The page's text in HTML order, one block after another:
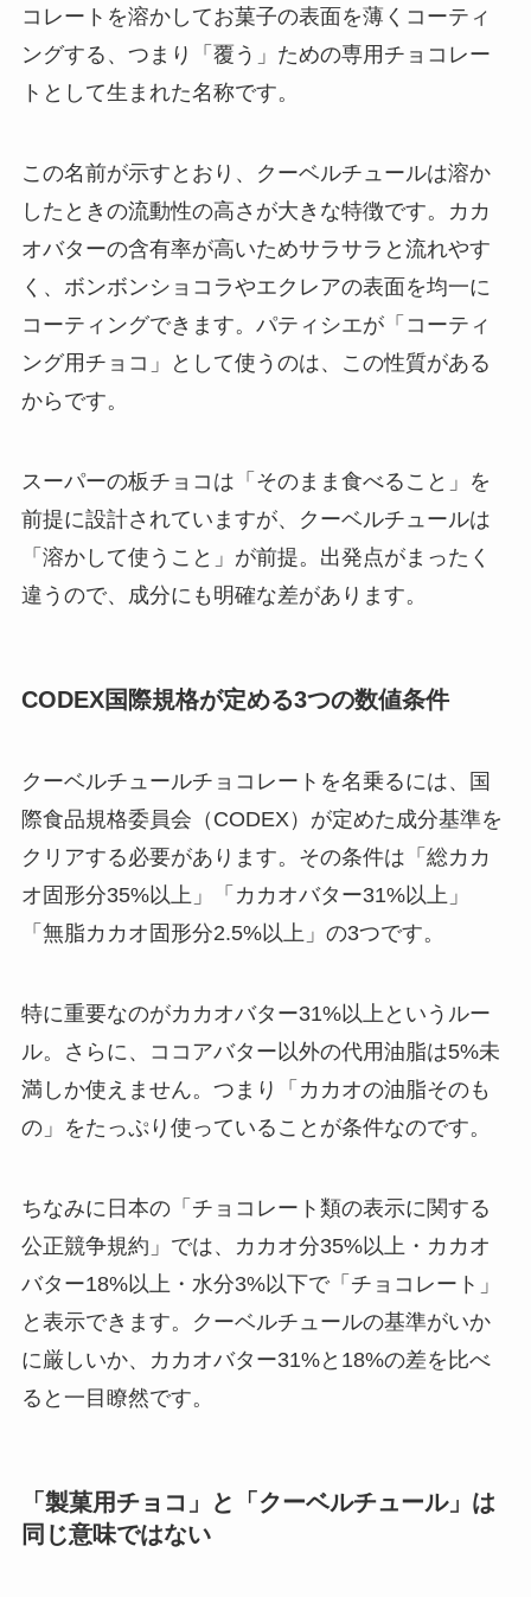
コレートを溶かしてお菓子の表面を薄くコーティ
ングする、つまり「覆う」ための専用チョコレー
トとして生まれた名称です。
この名前が示すとおり、クーベルチュールは溶か
したときの流動性の高さが大きな特徴です。カカ
オバターの含有率が高いためサラサラと流れやす
く、ボンボンショコラやエクレアの表面を均一に
コーティングできます。パティシエが「コーティ
ング用チョコ」として使うのは、この性質がある
からです。
スーパーの板チョコは「そのまま食べること」を
前提に設計されていますが、クーベルチュールは
「溶かして使うこと」が前提。出発点がまったく
違うので、成分にも明確な差があります。
CODEX国際規格が定める3つの数値条件
クーベルチュールチョコレートを名乗るには、国
際食品規格委員会（CODEX）が定めた成分基準を
クリアする必要があります。その条件は「総カカ
オ固形分35%以上」「カカオバター31%以上」
「無脂カカオ固形分2.5%以上」の3つです。
特に重要なのがカカオバター31%以上というルー
ル。さらに、ココアバター以外の代用油脂は5%未
満しか使えません。つまり「カカオの油脂そのも
の」をたっぷり使っていることが条件なのです。
ちなみに日本の「チョコレート類の表示に関する
公正競争規約」では、カカオ分35%以上・カカオ
バター18%以上・水分3%以下で「チョコレート」
と表示できます。クーベルチュールの基準がいか
に厳しいか、カカオバター31%と18%の差を比べ
ると一目瞭然です。
「製菓用チョコ」と「クーベルチュール」は
同じ意味ではない